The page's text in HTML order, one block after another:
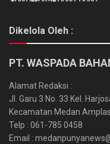
Dikelola Oleh :
PT. WASPADA
Alamat Redaksi :
Jl. Garu 3 No. 33 Kel.
Kecamatan Medan
Telp : 061-785 0458
Email :